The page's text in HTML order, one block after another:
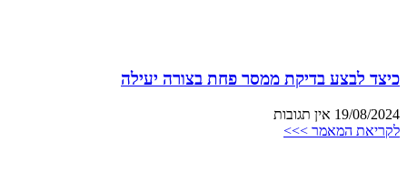
כיצד לבצע בדיקת ממסר פחת בצורה יעילה
19/08/2024 אין תגובות
לקריאת המאמר >>>